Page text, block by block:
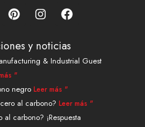
P
i
t
e
r
e
s
t
I
n
t
a
g
a
m
F
a
e
b
o
k
y noticias
& Industrial Guest
"
negro Leer más "
al carbono? Leer más "
carbono? ¡Respuesta